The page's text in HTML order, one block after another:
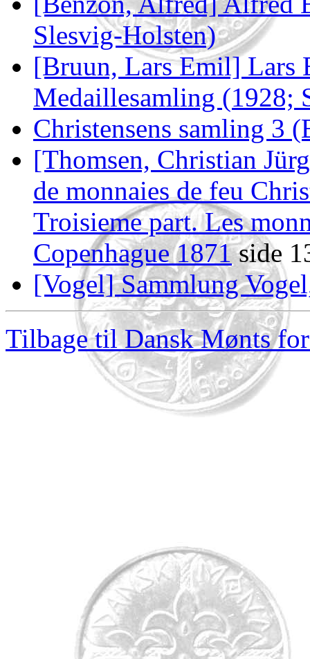
Slesvig-Holsten)
[Bruun, Lars Emil] Lars
Medaillesamling (1928;
Christensens samling 3
[Thomsen, Christian
de monnaies de feu
Troisieme part. Les
Copenhague 1871side
[Vogel] Sammlung
Tilbage til Dansk Mønts